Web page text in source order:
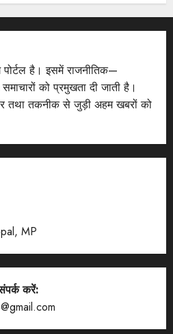
है। इसमें राजनीतिक—
को प्रमुखता दी जाती है।
तथा तकनीक से जुड़ी अहम खबरों को
MP
करें: